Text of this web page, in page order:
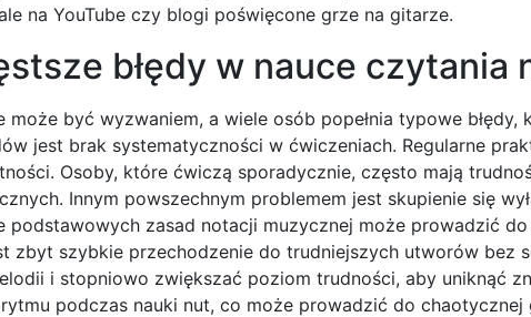
na YouTube czy blogi poświęcone grze na gitarze.
błędy w nauce czytania
może być wyzwaniem, a wiele osób popełnia typowe
jest brak systematyczności w ćwiczeniach. Regularne
Osoby, które ćwiczą sporadycznie, często mają
Innym powszechnym problemem jest skupienie się
podstawowych zasad notacji muzycznej może prowadzić
zbyt szybkie przechodzenie do trudniejszych utworów bez
i stopniowo zwiększać poziom trudności, aby uniknąć
podczas nauki nut, co może prowadzić do